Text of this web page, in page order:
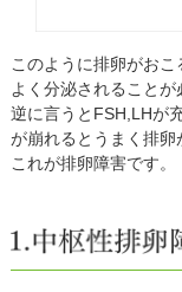
このように排卵がお
よく分泌されることが
逆に言うとFSH,LHが
が崩れるとうまく排卵
これが排卵障害です。